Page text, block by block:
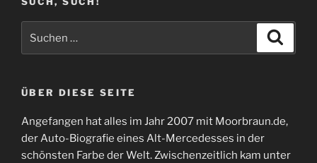
ÜBER DIESE SEITE
Angefangen hat alles im Jahr 2007 mit Moorbraun.de,
der Auto-Biografie eines Alt-Mercedesses in der
schönsten Farbe der Welt. Zwischenzeitlich kam unter